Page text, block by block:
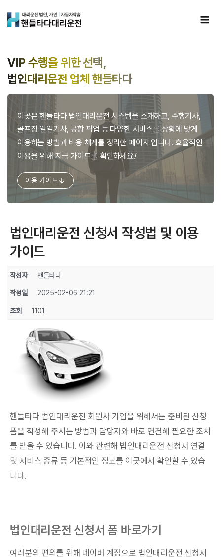
VIP 수행을 위한 선택,
법인대리운전 업체 핸들타다
이곳은 핸들타다 법인대리운전 시스템을 소개하고, 수행기사,
골프장 일일기사, 공항 픽업 등 다양한 서비스를 상황에 맞게
이용하는 방법과 비용 체계를 정리한 페이지 입니다. 효율적인
이용을 위해 지금 가이드를 확인하세요!
이용 가이드
법인대리운전 신청서 작성법 및 이용
가이드
작성자 핸들타다
작성일 2025-02-06 21:21
조회 1101
핸들타다 법인대리운전 회원사 가입을 위해서는 준비된 신청
폼을 작성해 주시는 방법과 담당자와 바로 연결해 필요한 조치
를 받을 수 있습니다. 이와 관련해 법인대리운전 신청서 연결
및 서비스 종류 등 기본적인 정보를 이곳에서 확인할 수 있습
니다.
법인대리운전 신청서 폼 바로가기
여러분의 편의를 위해 네이버 계정으로 법인대리운전 신청서